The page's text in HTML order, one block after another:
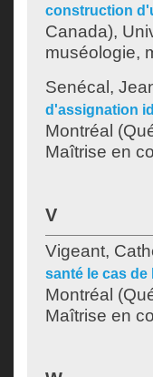
construction
Canada),
muséologie,
Senécal,
d'assignation
Montréal
Maîtrise en
V
Vigeant,
santé le cas de
Montréal
Maîtrise en